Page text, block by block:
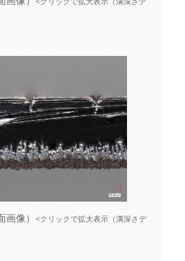
像）
<クリックで拡大表示（溝深さデ